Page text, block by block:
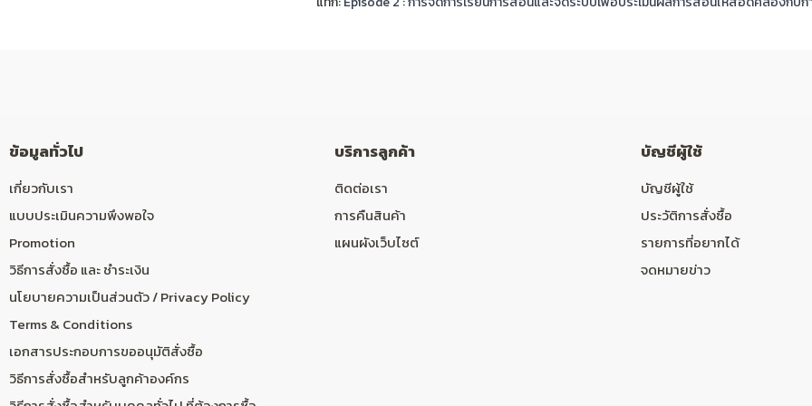
ข้อมูลทั่วไป
เกี่ยวกับเรา
แบบประเมินความพึงพอใจ
Promotion
วิธีการสั่งซื้อ และ ชำระเงิน
นโยบายความเป็นส่วนตัว / Privacy Policy
Terms & Conditions
เอกสารประกอบการขออนุมัติสั่งซื้อ
วิธีการสั่งซื้อสำหรับลูกค้าองค์กร
บริการลูกค้า
ติดต่อเรา
การคืนสินค้า
แผนผังเว็บไซต์
บัญชีผู้ใช้
บัญชีผู้ใช้
ประวัติการสั่งซื้อ
รายการที่อยากได้
จดหมายข่าว